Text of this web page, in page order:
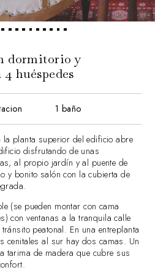
6 7 8 9 10 11 12 13 14 15
dormitorio y
huéspedes
1 baño
la planta superior del edificio abre
disfrutando de unas
al propio jardín y al puente de
y bonito salón con la cubierta de
(se pueden montar con cama
con ventanas a la tranquila calle
peatonal. En una entreplanta
cenitales al sur hay dos camas. Un
tarima de madera que cubre sus